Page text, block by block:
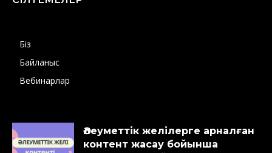
Біз
Байланыс
Вебинарлар
Әлеуметтік желілерге арналған
контент жасау бойынша